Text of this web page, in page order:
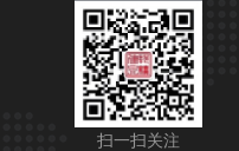
扫一扫关注